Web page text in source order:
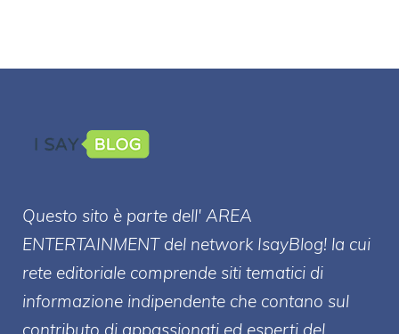
Questo sito è parte dell' AREA
ENTERTAINMENT del network IsayBlog! la cui
rete editoriale comprende siti tematici di
informazione indipendente che contano sul